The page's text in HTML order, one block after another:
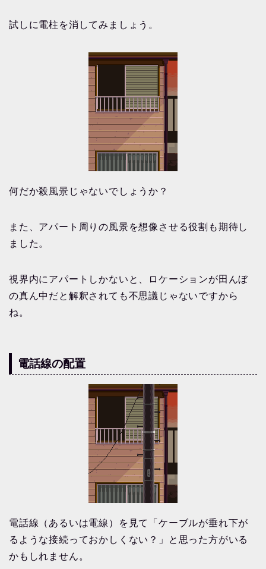
試しに電柱を消してみましょう。
何だか殺風景じゃないでしょうか？
また、アパート周りの風景を想像させる役割も期待し
ました。
視界内にアパートしかないと、ロケーションが田んぼ
の真ん中だと解釈されても不思議じゃないですから
ね。
電話線の配置
電話線（あるいは電線）を見て「ケーブルが垂れ下が
るような接続っておかしくない？」と思った方がいる
かもしれません。